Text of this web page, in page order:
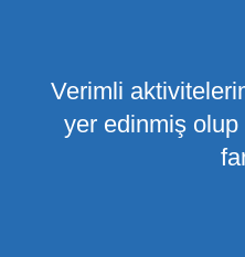
Verimli
yer edinmiş olup